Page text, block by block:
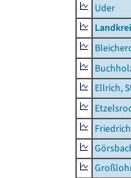
Uder
Ellrich,